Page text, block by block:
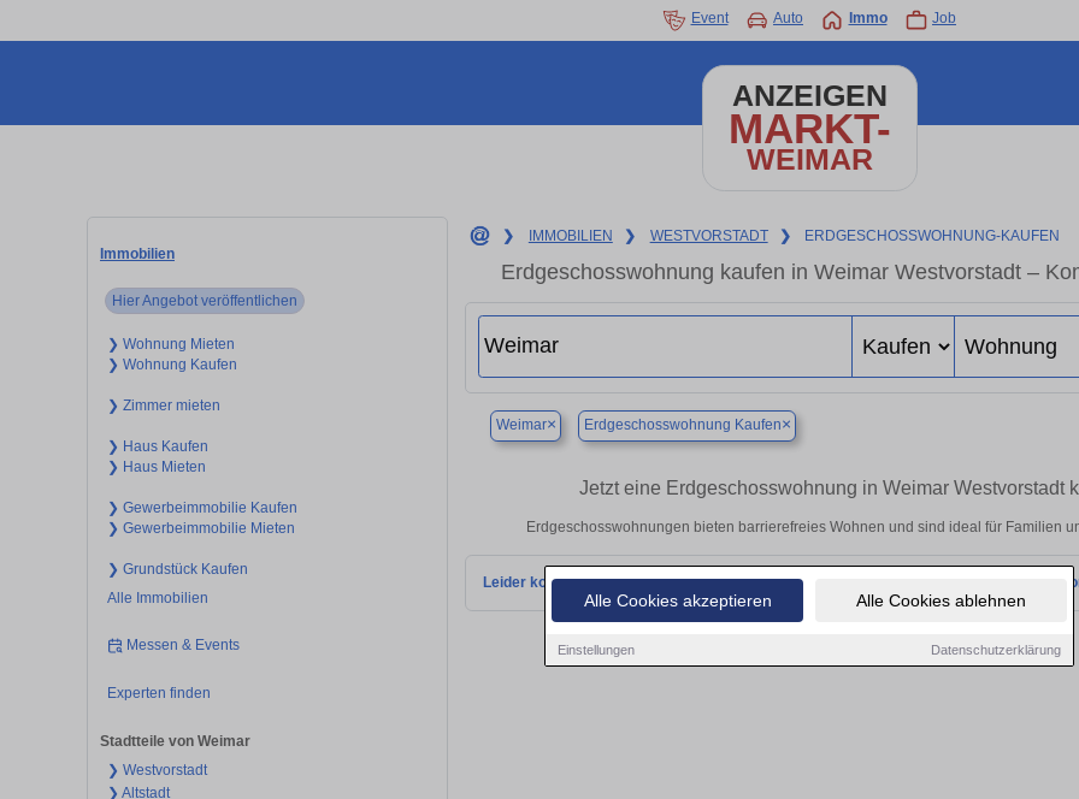
Alle Cookies akzeptieren Alle Cookies ablehnen
Einstellungen Datenschutzerklärung
Event Auto Immo Job
ANZEIGEN
MARKT-
WEIMAR
Immobilien
Hier Angebot veröffentlichen
❯ Wohnung Mieten
❯ Wohnung Kaufen
❯ Zimmer mieten
❯ Haus Kaufen
❯ Haus Mieten
❯ Gewerbeimmobilie Kaufen
❯ Gewerbeimmobilie Mieten
❯ Grundstück Kaufen
Alle Immobilien
Messen & Events
Experten finden
Stadtteile von Weimar
❯ Westvorstadt
❯ Altstadt
❯ IMMOBILIEN ❯ WESTVORSTADT ❯ ERDGESCHOSSWOHNUNG-KAUFEN
Erdgeschosswohnung kaufen in Weimar Westvorstadt –
Weimar× Erdgeschosswohnung Kaufen×
Jetzt eine Erdgeschosswohnung in Weimar Westvorstadt
Erdgeschosswohnungen bieten barrierefreies Wohnen und sind ideal für Familien
Leider konnten wir derzeit keine passenden Objekte finden. Schauen Sie bald wieder